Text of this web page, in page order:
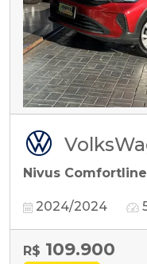
Nivus
2024/2024
R$ 109.900